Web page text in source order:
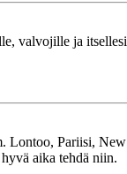
valvojille ja
Lontoo, Pariisi,
aika tehdä niin.